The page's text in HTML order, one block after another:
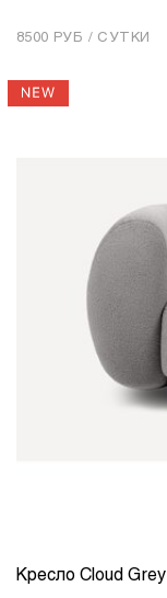
8500 РУБ / СУТКИ
КОЛИЧЕСТВО 1
Кресло Cloud Grey